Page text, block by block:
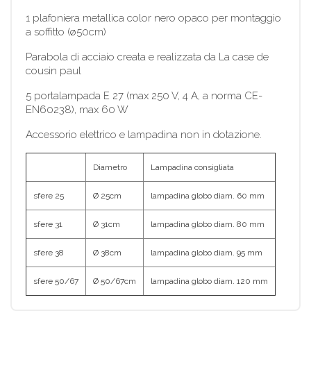
1 plafoniera metallica color nero opaco per montaggio
a soffitto (ø50cm)
Parabola di acciaio creata e realizzata da La case de
cousin paul
5 portalampada E 27 (max 250 V, 4 A, a norma CE-
EN60238), max 60 W
Accessorio elettrico e lampadina non in dotazione.
Diametro Lampadina consigliata
sfere 25 Ø 25cm lampadina globo diam. 60 mm
sfere 31 Ø 31cm lampadina globo diam. 80 mm
sfere 38 Ø 38cm lampadina globo diam. 95 mm
sfere 50/67 Ø 50/67cm lampadina globo diam. 120 mm